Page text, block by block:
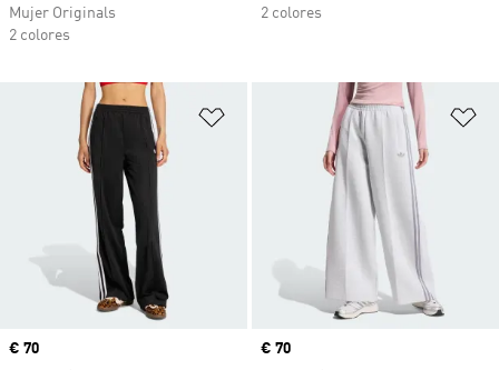
Mujer Originals
2 colores
2 colores
Añadir a la lista de deseos
Precio
€ 70
Precio
€ 70